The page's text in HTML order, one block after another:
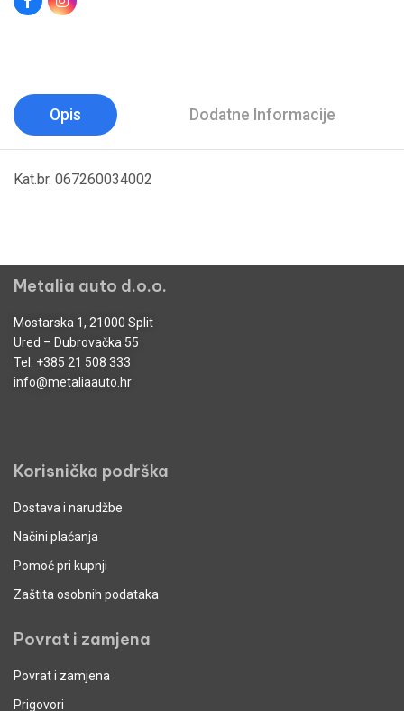
Opis Dodatne Informacije
Kat.br. 067260034002
Metalia auto d.o.o.
Mostarska 1, 21000 Split
Ured – Dubrovačka 55
Tel: +385 21 508 333
info@metaliaauto.hr
Korisnička podrška
Dostava i narudžbe
Načini plaćanja
Pomoć pri kupnji
Zaštita osobnih podataka
Povrat i zamjena
Povrat i zamjena
Prigovori